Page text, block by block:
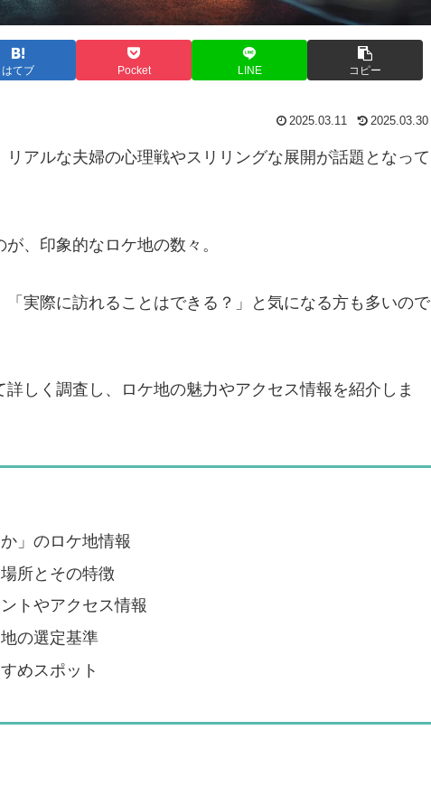
はてブ Pocket LINE コピー
2025.03.11 2025.03.30
リアルな夫婦の心理戦やスリリングな展開が話題となって
、印象的なロケ地の数々。
「実際に訪れることはできる？」と気になる方も多いので
しく調査し、ロケ地の魅力やアクセス情報を紹介しま
」のロケ地情報
所とその特徴
トやアクセス情報
の選定基準
めスポット